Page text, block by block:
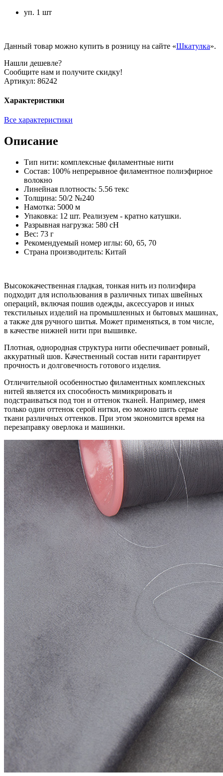
уп. 1 шт
Данный товар можно купить в розницу на сайте «Шкатулка».
Нашли дешевле?
Сообщите нам и получите скидку!
Артикул: 86242
Характеристики
Все характеристики
Описание
Тип нити: комплексные филаментные нити
Состав: 100% непрерывное филаментное полиэфирное
волокно
Линейная плотность: 5.56 текс
Толщина: 50/2 №240
Намотка: 5000 м
Упаковка: 12 шт. Реализуем - кратно катушки.
Разрывная нагрузка: 580 сН
Вес: 73 г
Рекомендуемый номер иглы: 60, 65, 70
Страна производитель: Китай
Высококачественная гладкая, тонкая нить из полиэфира
подходит для использования в различных типах швейных
операций, включая пошив одежды, аксессуаров и иных
текстильных изделий на промышленных и бытовых машинах,
а также для ручного шитья. Может применяться, в том числе,
в качестве нижней нити при вышивке.
Плотная, однородная структура нити обеспечивает ровный,
аккуратный шов. Качественный состав нити гарантирует
прочность и долговечность готового изделия.
Отличительной особенностью филаментных комплексных
нитей является их способность мимикрировать и
подстраиваться под тон и оттенок тканей. Например, имея
только один оттенок серой нитки, ею можно шить серые
ткани различных оттенков. При этом экономится время на
перезаправку оверлока и машинки.